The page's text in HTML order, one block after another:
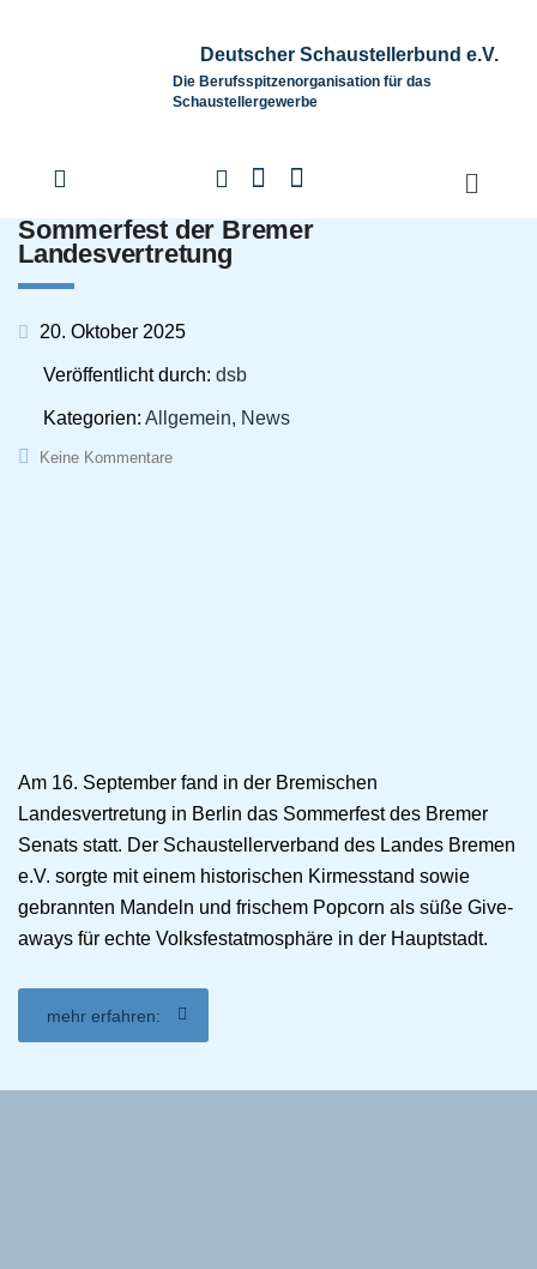
Deutscher Schaustellerbund e.V.
Die Berufsspitzenorganisation für das
Schaustellergewerbe
Sommerfest der Bremer
Landesvertretung
20. Oktober 2025
Veröffentlicht durch: dsb
Kategorien: Allgemein, News
Keine Kommentare
Am 16. September fand in der Bremischen
Landesvertretung in Berlin das Sommerfest des Bremer
Senats statt. Der Schaustellerverband des Landes Bremen
e.V. sorgte mit einem historischen Kirmesstand sowie
gebrannten Mandeln und frischem Popcorn als süße Give-
aways für echte Volksfestatmosphäre in der Hauptstadt.
mehr erfahren: